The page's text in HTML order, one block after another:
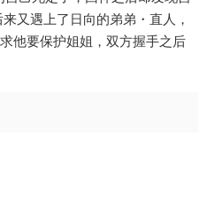
又遇上了日向的弟弟・直人，
他要保护姐姐，双方握手之后